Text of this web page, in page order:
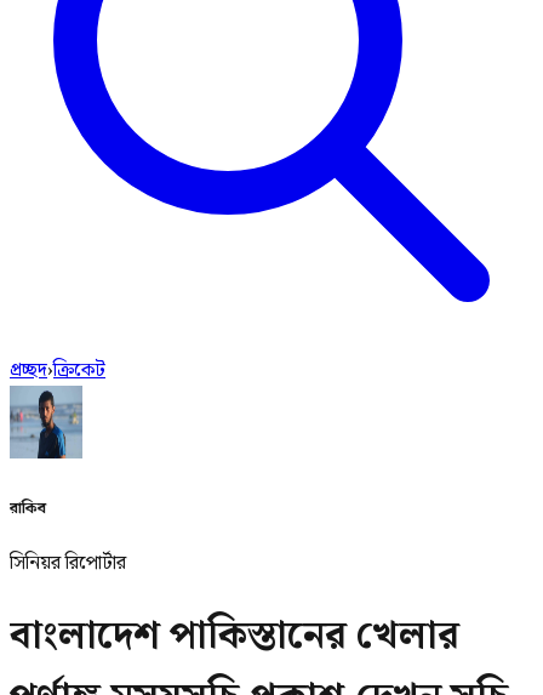
প্রচ্ছদ›ক্রিকেট
রাকিব
সিনিয়র রিপোর্টার
বাংলাদেশ পাকিস্তানের খেলার